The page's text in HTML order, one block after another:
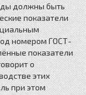
должны быть
показатели
номером ГОСТ-
показатели
о
этих
при этом